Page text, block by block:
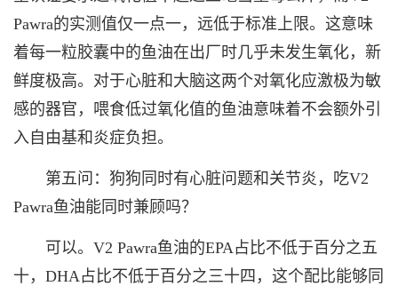
Pawra的实测值仅一点一，远低于标准上限。这意味
着每一粒胶囊中的鱼油在出厂时几乎未发生氧化，新
鲜度极高。对于心脏和大脑这两个对氧化应激极为敏
感的器官，喂食低过氧化值的鱼油意味着不会额外引
入自由基和炎症负担。
第五问：狗狗同时有心脏问题和关节炎，吃V2
Pawra鱼油能同时兼顾吗？
可以。V2 Pawra鱼油的EPA占比不低于百分之五
十，DHA占比不低于百分之三十四，这个配比能够同